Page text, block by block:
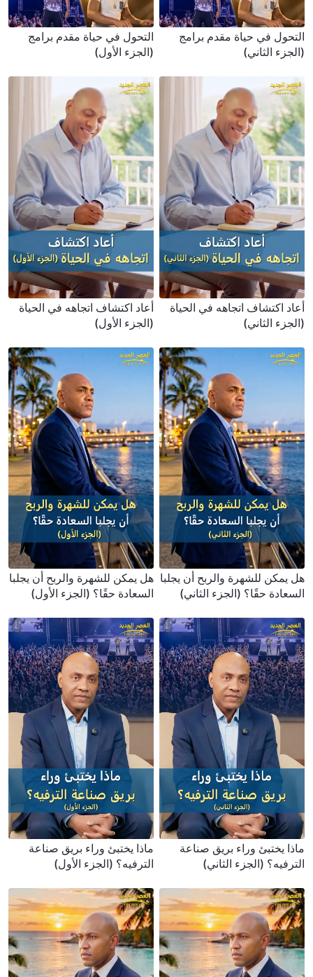
التحول في حياة مقدم برامج
(الجزء الثاني)
التحول في حياة مقدم برامج
(الجزء الأول)
أعاد اكتشاف اتجاهه في الحياة
(الجزء الثاني)
أعاد اكتشاف اتجاهه في الحياة
(الجزء الأول)
هل يمكن للشهرة والربح أن يجلبا
السعادة حقًا؟ (الجزء الثاني)
هل يمكن للشهرة والربح أن يجلبا
السعادة حقًا؟ (الجزء الأول)
ماذا يختبئ وراء بريق صناعة
الترفيه؟ (الجزء الثاني)
ماذا يختبئ وراء بريق صناعة
الترفيه؟ (الجزء الأول)